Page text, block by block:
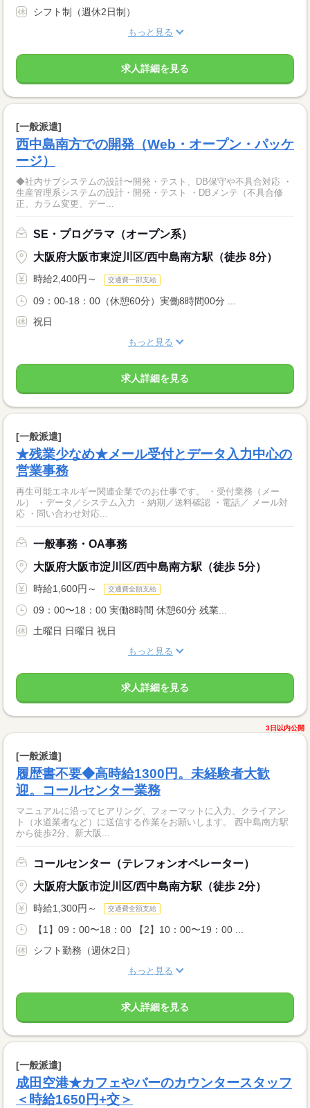
シフト制（週休2日制）
もっと見る
求人詳細を見る
[一般派遣]
西中島南方での開発（Web・オープン・パッケ
ージ）
◆社内サブシステムの設計〜開発・テスト、DB保守や不具合対応 ・
生産管理系システムの設計・開発・テスト ・DBメンテ（不具合修
正、カラム変更、デー...
SE・プログラマ（オープン系）
大阪府大阪市東淀川区/西中島南方駅（徒歩 8分）
時給2,400円～ 交通費一部支給
09：00-18：00（休憩60分）実働8時間00分 ...
祝日
もっと見る
求人詳細を見る
[一般派遣]
★残業少なめ★メール受付とデータ入力中心の
営業事務
再生可能エネルギー関連企業でのお仕事です。 ・受付業務（メー
ル） ・データ／システム入力 ・納期／送料確認 ・電話／ メール対
応 ・問い合わせ対応...
一般事務・OA事務
大阪府大阪市淀川区/西中島南方駅（徒歩 5分）
時給1,600円～ 交通費全額支給
09：00〜18：00 実働8時間 休憩60分 残業...
土曜日 日曜日 祝日
もっと見る
求人詳細を見る
3日以内公開
[一般派遣]
履歴書不要◆高時給1300円。未経験者大歓
迎。コールセンター業務
マニュアルに沿ってヒアリング、フォーマットに入力、クライアン
ト（水道業者など）に送信する作業をお願いします。 西中島南方駅
から徒歩2分、新大阪...
コールセンター（テレフォンオペレーター）
大阪府大阪市淀川区/西中島南方駅（徒歩 2分）
時給1,300円～ 交通費全額支給
【1】09：00〜18：00 【2】10：00〜19：00 ...
シフト勤務（週休2日）
もっと見る
求人詳細を見る
[一般派遣]
成田空港★カフェやバーのカウンタースタッフ
＜時給1650円+交＞